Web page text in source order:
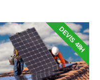
DEVIS 48H